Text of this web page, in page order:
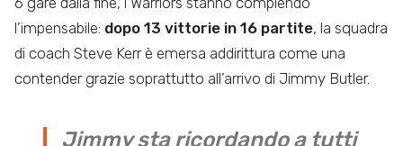
l’impensabile: dopo 13 vittorie in 16 partite, la squadra
di coach Steve Kerr è emersa addirittura come una
contender grazie soprattutto all’arrivo di Jimmy Butler.
Jimmy sta ricordando a tutti